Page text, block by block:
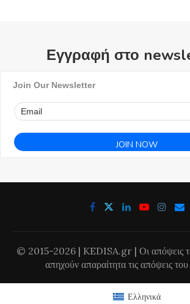
Εγγραφή στο
Join Our Newsletter
© 2015-2026 | KEDISA.gr | Οι απόψεις
απηχούν απαραίτητα τις απόψεις
Ελληνικά